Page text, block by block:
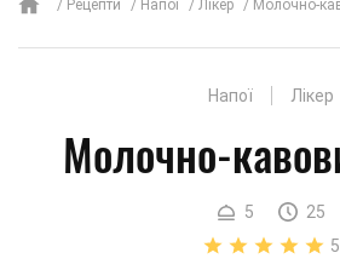
Рецепти Напої Лікер Молочно-
Напої Лікер
Молочно-
5
25
5